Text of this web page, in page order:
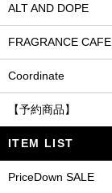
ALT AND DOPE
FRAGRANCE CAFE
Coordinate
【予約商品】
ITEM LIST
PriceDown SALE